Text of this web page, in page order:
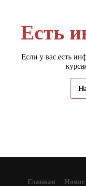
Есть
Если у вас есть
Главная